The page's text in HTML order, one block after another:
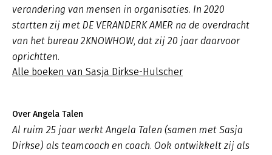
verandering van mensen in organisaties. In 2020
startten zij met DE VERANDERK AMER na de overdracht
van het bureau 2KNOWHOW, dat zij 20 jaar daarvoor
oprichtten.
Alle boeken van Sasja Dirkse-Hulscher
Over Angela Talen
Al ruim 25 jaar werkt Angela Talen (samen met Sasja
Dirkse) als teamcoach en coach. Ook ontwikkelt zij als